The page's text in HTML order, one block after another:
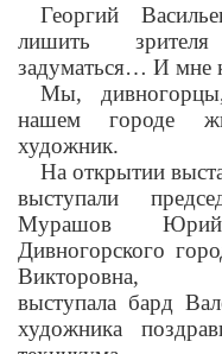
Георгий
лишить
задуматься… И мне
Мы,
нашем городе
художник.
На открытии
выступали
Мурашов
Дивногорского
Викторовна,
выступала бард
художника